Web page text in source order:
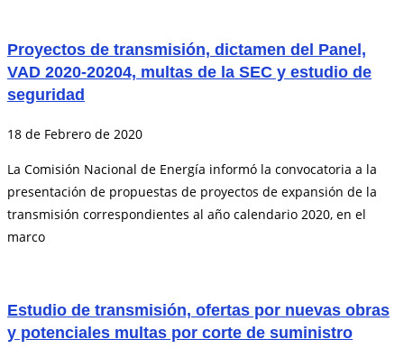
Proyectos de transmisión, dictamen del Panel,
VAD 2020-20204, multas de la SEC y estudio de
seguridad
18 de Febrero de 2020
La Comisión Nacional de Energía informó la convocatoria a la
presentación de propuestas de proyectos de expansión de la
transmisión correspondientes al año calendario 2020, en el
marco
Estudio de transmisión, ofertas por nuevas obras
y potenciales multas por corte de suministro